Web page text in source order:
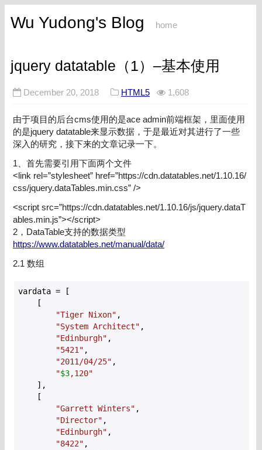
Wu Yudong's Blog home
jquery datatable（1）–基本使用
December 20, 2018 HTML5 1,608
由于项目的后台cms使用的是ace admin前端框架，里面使用
的是jquery datatable来显示数据，于是最近对其进行了一些
深入的研究，接下来的文章记录一下。
1、首先需要引用下面两个文件
<link rel=”stylesheet” href=”https://cdn.datatables.net/1.10.16/
css/jquery.dataTables.min.css” />
<script src=”https://cdn.datatables.net/1.10.16/js/jquery.dataT
ables.min.js”></script>
2，DataTable支持的数据类型
https://www.datatables.net/manual/data/
2.1 数组
vardata = [
    [
"Tiger Nixon" ,
"System Architect" ,
"Edinburgh" ,
"5421" ,
"2011/04/25" ,
"$3,120"
    ],
    [
"Garrett Winters" ,
"Director" ,
"Edinburgh" ,
"8422" ,